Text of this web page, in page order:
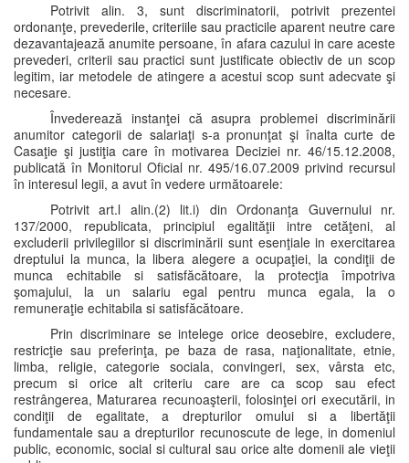
Potrivit alin. 3, sunt discriminatorii, potrivit prezentei
ordonanţe, prevederile, criteriile sau practicile aparent neutre care
dezavantajează anumite persoane, în afara cazului in care aceste
prevederi, criterii sau practici sunt justificate obiectiv de un scop
legitim, iar metodele de atingere a acestui scop sunt adecvate şi
necesare.
Învederează instanţei că asupra problemei discriminării
anumitor categorii de salariaţi s-a pronunţat şi înalta curte de
Casaţie şi justiţia care în motivarea Deciziei nr. 46/15.12.2008,
publicată în Monitorul Oficial nr. 495/16.07.2009 privind recursul
în interesul legii, a avut în vedere următoarele:
Potrivit art.l alin.(2) lit.i) din Ordonanţa Guvernului nr.
137/2000, republicata, principiul egalităţii intre cetăţeni, al
excluderii privilegiilor si discriminării sunt esenţiale in exercitarea
dreptului la munca, la libera alegere a ocupaţiei, la condiţii de
munca echitabile si satisfăcătoare, la protecţia împotriva
şomajului, la un salariu egal pentru munca egala, la o
remuneraţie echitabila si satisfăcătoare.
Prin discriminare se intelege orice deosebire, excludere,
restricţie sau preferinţa, pe baza de rasa, naţionalitate, etnie,
limba, religie, categorie sociala, convingeri, sex, vârsta etc,
precum si orice alt criteriu care are ca scop sau efect
restrângerea, Maturarea recunoaşterii, folosinţei ori executării, in
condiţii de egalitate, a drepturilor omului si a libertăţii
fundamentale sau a drepturilor recunoscute de lege, in domeniul
public, economic, social si cultural sau orice alte domenii ale vieţii